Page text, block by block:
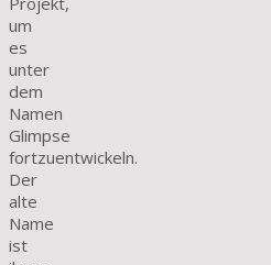
um
es
unter
dem
Namen
Glimpse
fortzuentwickeln.
Der
alte
Name
ist